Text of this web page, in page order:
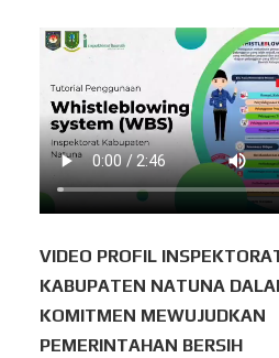
VIDEO PROFIL
KABUPATEN NATUNA
KOMITMEN MEWUJUDKAN
PEMERINTAHAN BERSIH